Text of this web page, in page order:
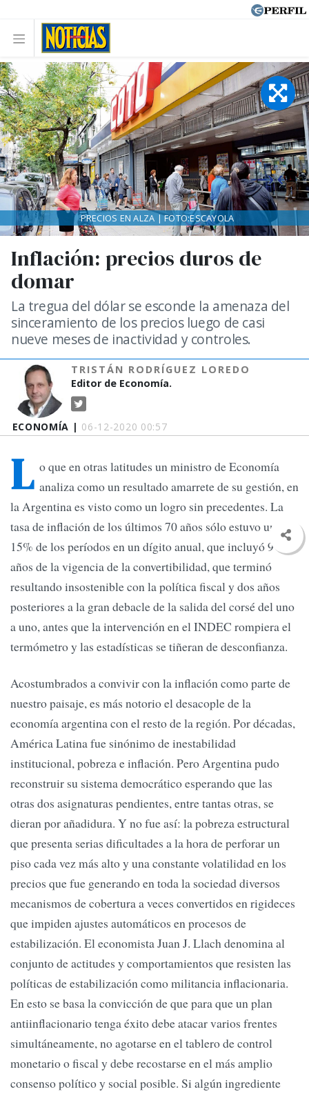
ECONOMÍA | 06-12-2020 00:57
Inflación: precios duros de
domar
La tregua del dólar se esconde la amenaza del
sinceramiento de los precios luego de casi
nueve meses de inactividad y controles.
TRISTÁN RODRÍGUEZ LOREDO
Editor de Economía.
PRECIOS EN ALZA | FOTO:ESCAYOLA
L o que en otras latitudes un ministro de Economía
analiza como un resultado amarrete de su gestión, en
la Argentina es visto como un logro sin precedentes. La
tasa de inflación de los últimos 70 años sólo estuvo un
15% de los períodos en un dígito anual, que incluyó 9
años de la vigencia de la convertibilidad, que terminó
resultando insostenible con la política fiscal y dos años
posteriores a la gran debacle de la salida del corsé del uno
a uno, antes que la intervención en el INDEC rompiera el
termómetro y las estadísticas se tiñeran de desconfianza.
Acostumbrados a convivir con la inflación como parte de
nuestro paisaje, es más notorio el desacople de la
economía argentina con el resto de la región. Por décadas,
América Latina fue sinónimo de inestabilidad
institucional, pobreza e inflación. Pero Argentina pudo
reconstruir su sistema democrático esperando que las
otras dos asignaturas pendientes, entre tantas otras, se
dieran por añadidura. Y no fue así: la pobreza estructural
que presenta serias dificultades a la hora de perforar un
piso cada vez más alto y una constante volatilidad en los
precios que fue generando en toda la sociedad diversos
mecanismos de cobertura a veces convertidos en rigideces
que impiden ajustes automáticos en procesos de
estabilización. El economista Juan J. Llach denomina al
conjunto de actitudes y comportamientos que resisten las
políticas de estabilización como militancia inflacionaria.
En esto se basa la convicción de que para que un plan
antiinflacionario tenga éxito debe atacar varios frentes
simultáneamente, no agotarse en el tablero de control
monetario o fiscal y debe recostarse en el más amplio
consenso político y social posible. Si algún ingrediente